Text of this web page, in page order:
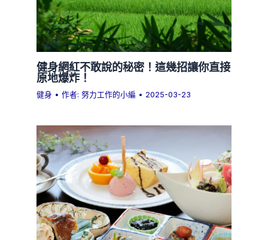
健身網紅不敢說的秘密！這幾招讓你直接
原地爆炸！
健身 • 作者:努力工作的小編 • 2025-03-23